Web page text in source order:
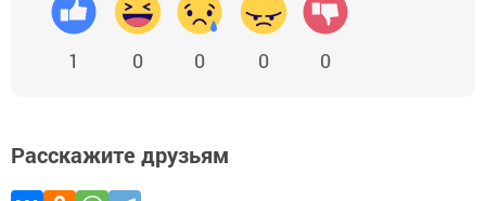
1 0 0 0 0
Расскажите друзьям